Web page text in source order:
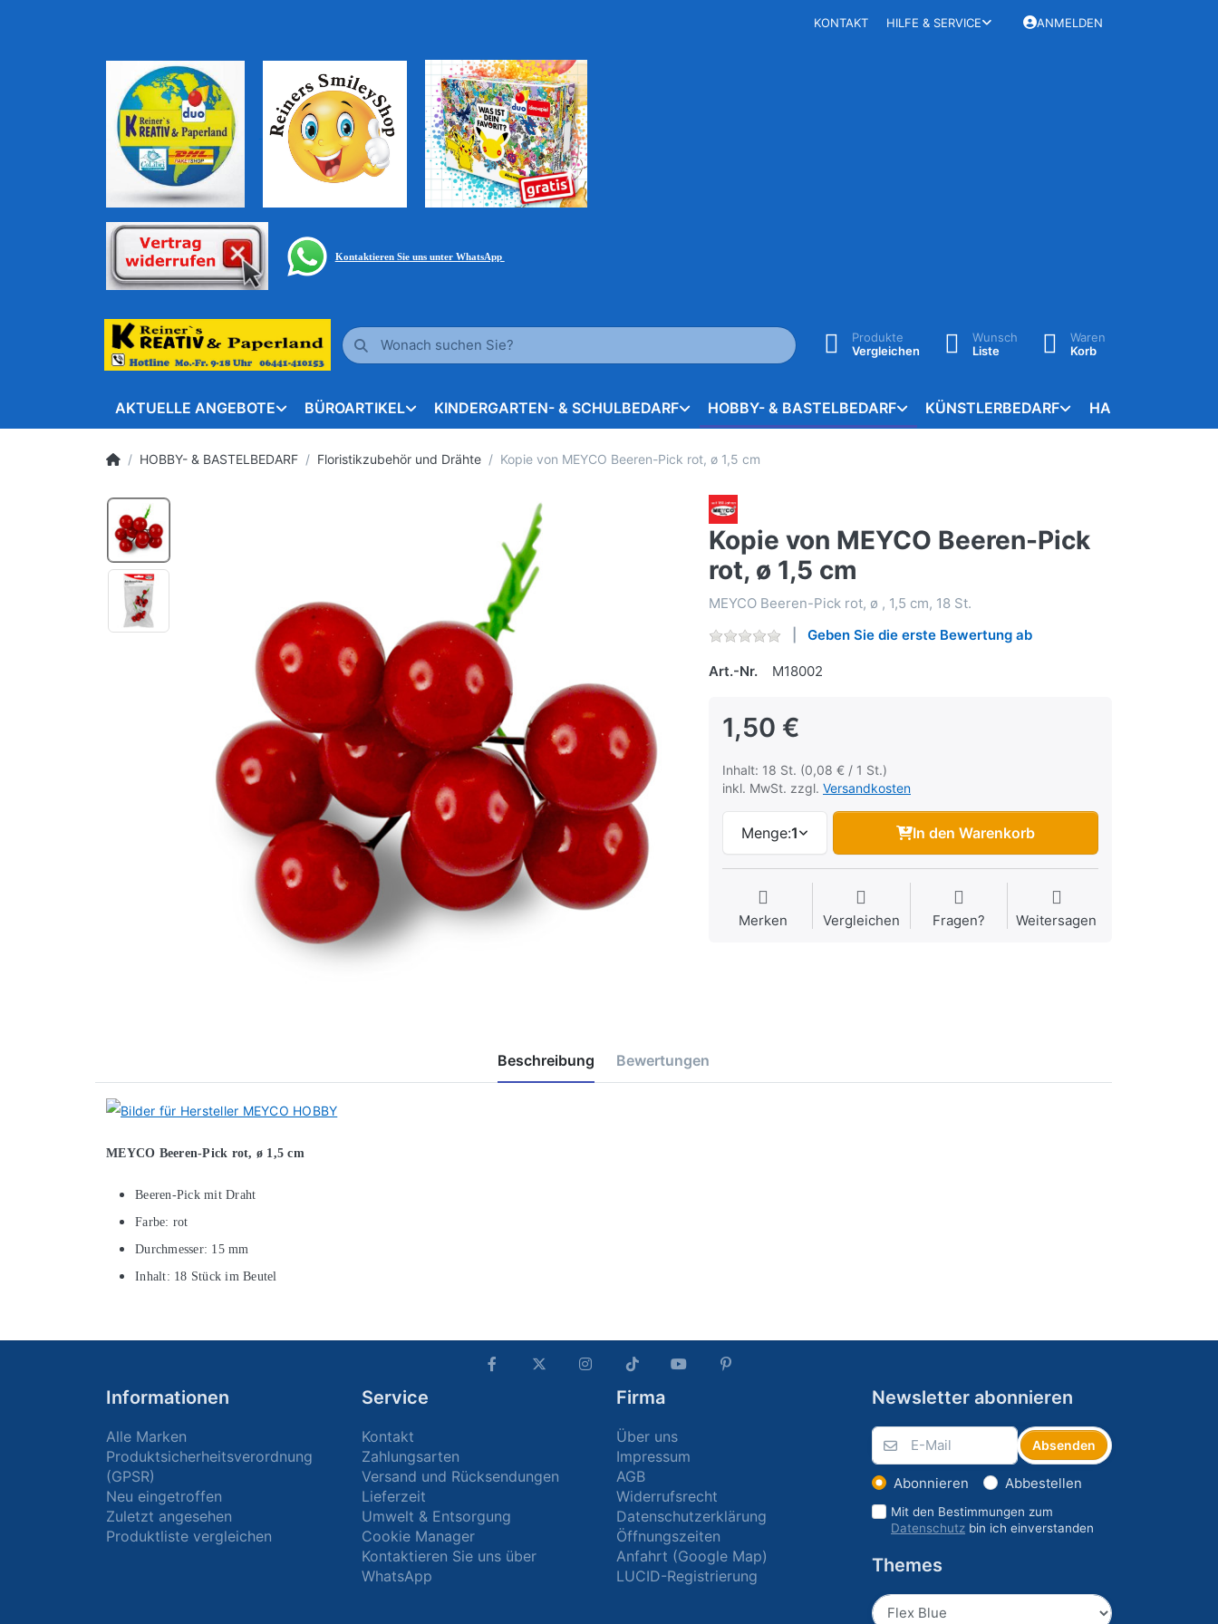
KONTAKT HILFE & SERVICE ANMELDEN
Kontaktieren Sie uns unter WhatsApp
Produkte
Vergleichen
Wunsch
Liste
Waren
Korb
AKTUELLE ANGEBOTE BÜROARTIKEL KINDERGARTEN- & SCHULBEDARF HOBBY- & BASTELBEDARF KÜNSTLERBEDARF
HOBBY- & BASTELBEDARF Floristikzubehör und Drähte Kopie von MEYCO Beeren-Pick rot, ø 1,5 cm
Kopie von MEYCO Beeren-Pick
rot, ø 1,5 cm
MEYCO Beeren-Pick rot, ø , 1,5 cm, 18 St.
Geben Sie die erste Bewertung ab
Art.-Nr. M18002
1,50 €
Inhalt: 18 St. (0,08 € / 1 St.)
inkl. MwSt. zzgl. Versandkosten
Menge:1 In den Warenkorb
Merken Vergleichen Fragen? Weitersagen
Beschreibung Bewertungen
MEYCO Beeren-Pick rot, ø 1,5 cm
Beeren-Pick mit Draht
Farbe: rot
Durchmesser: 15 mm
Inhalt: 18 Stück im Beutel
Informationen
Alle Marken
Produktsicherheitsverordnung
(GPSR)
Neu eingetroffen
Zuletzt angesehen
Produktliste vergleichen
Service
Kontakt
Zahlungsarten
Versand und Rücksendungen
Lieferzeit
Umwelt & Entsorgung
Cookie Manager
Kontaktieren Sie uns über
WhatsApp
Firma
Über uns
Impressum
AGB
Widerrufsrecht
Datenschutzerklärung
Öffnungszeiten
Anfahrt (Google Map)
LUCID-Registrierung
Newsletter abonnieren
Absenden
Abonnieren Abbestellen
Mit den Bestimmungen zum
Datenschutz bin ich einverstanden
Themes